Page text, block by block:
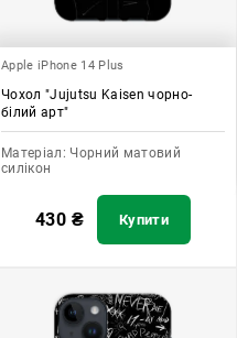
Apple iPhone 14 Plus
Чохол "Jujutsu Kaisen чорно-
білий арт"
Матеріал: Чорний матовий
силікон
430 ₴ Купити